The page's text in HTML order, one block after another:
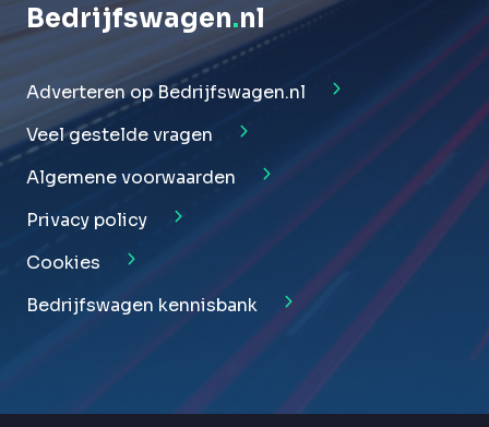
Bedrijfswagen.nl
Adverteren op Bedrijfswagen.nl
Veel gestelde vragen
Algemene voorwaarden
Privacy policy
Cookies
Bedrijfswagen kennisbank